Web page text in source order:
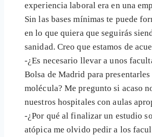
experiencia laboral era en una
Sin las bases mínimas te puede
en lo que quiera que seguirás
sanidad. Creo que estamos de
-¿Es necesario llevar a unos
Bolsa de Madrid para presentarles
molécula? Me pregunto si acaso
nuestros hospitales con aulas
-¿Por qué al finalizar un estudio
atópica me olvido pedir a los